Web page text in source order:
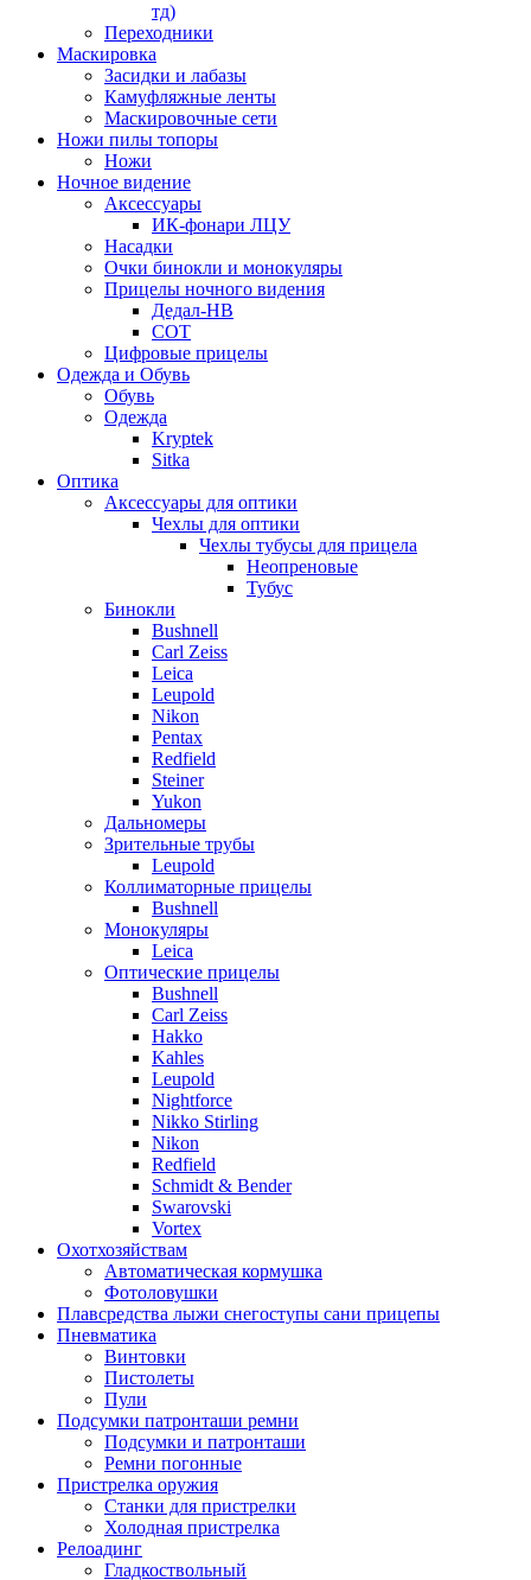
тд)
Переходники
Маскировка
Засидки и лабазы
Камуфляжные ленты
Маскировочные сети
Ножи пилы топоры
Ножи
Ночное видение
Аксессуары
ИК-фонари ЛЦУ
Насадки
Очки бинокли и монокуляры
Прицелы ночного видения
Дедал-НВ
СОТ
Цифровые прицелы
Одежда и Обувь
Обувь
Одежда
Kryptek
Sitka
Оптика
Аксессуары для оптики
Чехлы для оптики
Чехлы тубусы для прицела
Неопреновые
Тубус
Бинокли
Bushnell
Carl Zeiss
Leica
Leupold
Nikon
Pentax
Redfield
Steiner
Yukon
Дальномеры
Зрительные трубы
Leupold
Коллиматорные прицелы
Bushnell
Монокуляры
Leica
Оптические прицелы
Bushnell
Carl Zeiss
Hakko
Kahles
Leupold
Nightforce
Nikko Stirling
Nikon
Redfield
Schmidt & Bender
Swarovski
Vortex
Охотхозяйствам
Автоматическая кормушка
Фотоловушки
Плавсредства лыжи снегоступы сани прицепы
Пневматика
Винтовки
Пистолеты
Пули
Подсумки патронташи ремни
Подсумки и патронташи
Ремни погонные
Пристрелка оружия
Станки для пристрелки
Холодная пристрелка
Релоадинг
Гладкоствольный